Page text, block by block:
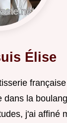
Élise
française
dans la
j'ai affiné